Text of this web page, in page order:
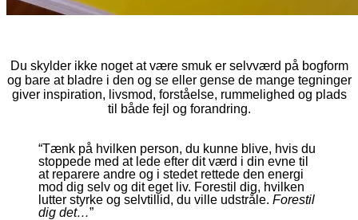
Du skylder ikke noget at være smuk er selvværd på bogform
og bare at bladre i den og se eller gense de mange tegninger
giver inspiration, livsmod, forståelse, rummelighed og plads
til både fejl og forandring.
“Tænk på hvilken person, du kunne blive, hvis du
stoppede med at lede efter dit værd i din evne til
at reparere andre og i stedet rettede den energi
mod dig selv og dit eget liv. Forestil dig, hvilken
lutter styrke og selvtillid, du ville udstråle. Forestil
dig det…”